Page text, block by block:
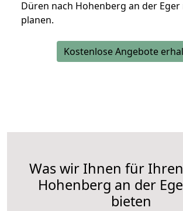
Düren nach Hohenberg an der
planen.
Kostenlose Angebote
Was wir Ihnen für
Hohenberg an der
bieten